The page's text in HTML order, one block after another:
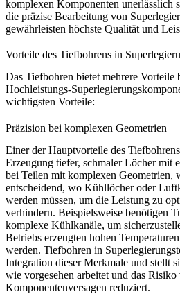
komplexen Komponenten unerlässlich
die präzise Bearbeitung von
gewährleisten höchste Qualität und
Vorteile des Tiefbohrens in
Das Tiefbohren bietet mehrere Vorteile
Hochleistungs-
wichtigsten Vorteile:
Präzision bei komplexen Geometrien
Einer der Hauptvorteile des
Erzeugung tiefer, schmaler Löcher mit
bei Teilen mit komplexen Geometrien,
entscheidend, wo Kühllöcher oder
werden müssen, um die Leistung zu
verhindern. Beispielsweise benötigen
komplexe Kühlkanäle, um
Betriebs erzeugten hohen
werden. Tiefbohren in
Integration dieser Merkmale und stellt
wie vorgesehen arbeitet und das
Komponentenversagen reduziert.